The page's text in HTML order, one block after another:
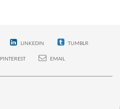
LINKEDIN TUMBLR
PINTEREST EMAIL